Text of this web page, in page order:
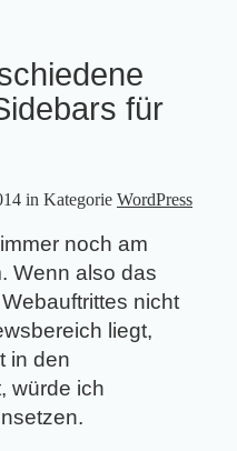
für
in Kategorie WordPress
noch am
Wenn also das
nicht
liegt,
in den
würde ich